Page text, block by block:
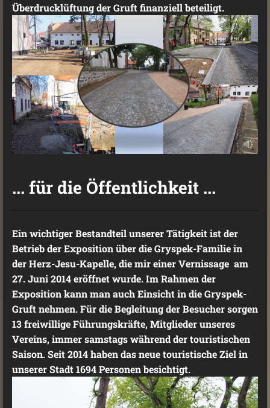
Überdrucklüftung der Gruft finanziell beteiligt.
... für die Öffentlichkeit ...
Ein wichtiger Bestandteil unserer Tätigkeit ist der
Betrieb der Exposition über die Gryspek-Familie in
der Herz-Jesu-Kapelle, die mir einer Vernissage am
27. Juni 2014 eröffnet wurde. Im Rahmen der
Exposition kann man auch Einsicht in die Gryspek-
Gruft nehmen. Für die Begleitung der Besucher sorgen
13 freiwillige Führungskräfte, Mitglieder unseres
Vereins, immer samstags während der touristischen
Saison. Seit 2014 haben das neue touristische Ziel in
unserer Stadt 1694 Personen besichtigt.